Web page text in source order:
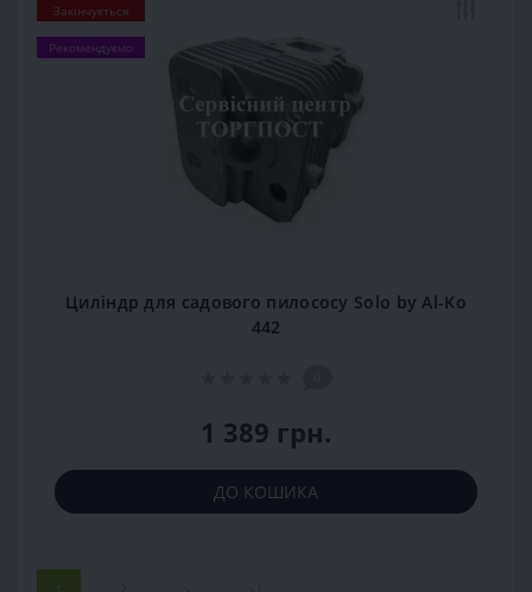
Закінчується
Рекомендуємо
Циліндр для садового пилососу Solo by Al-Ko
442
1 389 грн.
ДО КОШИКА